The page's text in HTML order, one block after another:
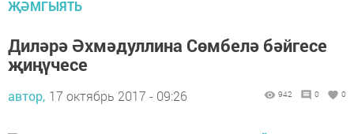
ҖӘМГЫЯТЬ
Диләрә Әхмәдуллина Сөмбелә бәйгесе
җиңүчесе
автор, 17 октябрь 2017 - 09:26 942 0 0